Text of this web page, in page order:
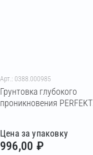
Арт.: 0388.000985
Грунтовка глубокого
проникновения
Цена за упаковку
996,00 ₽